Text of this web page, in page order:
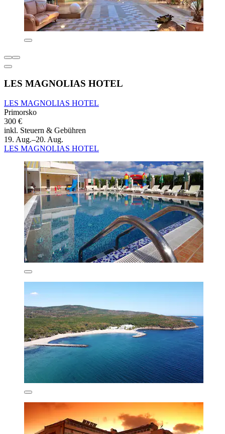
LES MAGNOLIAS HOTEL
LES MAGNOLIAS HOTEL
Primorsko
300 €
inkl. Steuern & Gebühren
19. Aug.–20. Aug.
LES MAGNOLIAS HOTEL